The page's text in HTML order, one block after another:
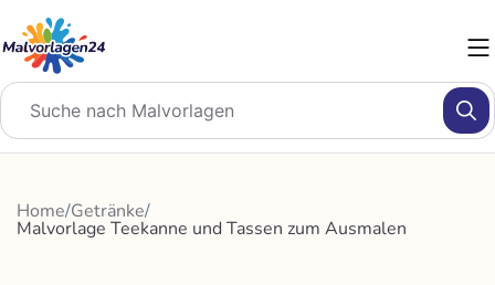
Inhalt
springen
Home/Getränke/
Malvorlage Teekanne und Tassen zum Ausmalen